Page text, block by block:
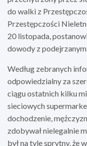
do walki z
Przestępczości
20 listopada,
dowody z podejrzanym.
Według zebranych
odpowiedzialny za
ciągu ostatnich kilku
sieciowych
dochodzenie,
zdobywał nielegalnie
był na tyle sprytny, że